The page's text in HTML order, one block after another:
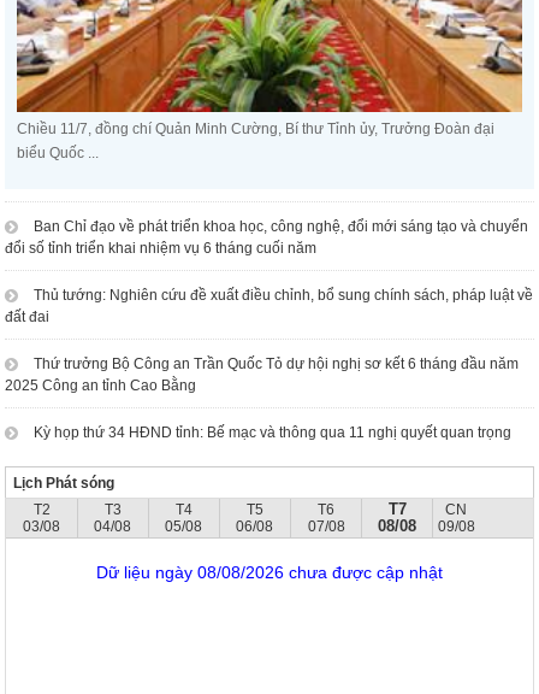
Chiều 11/7, đồng chí Quản Minh Cường, Bí thư Tỉnh ủy, Trưởng Đoàn đại
biểu Quốc ...
Ban Chỉ đạo về phát triển khoa học, công nghệ, đổi mới sáng tạo và chuyển
đổi số tỉnh triển khai nhiệm vụ 6 tháng cuối năm
Thủ tướng: Nghiên cứu đề xuất điều chỉnh, bổ sung chính sách, pháp luật về
đất đai
Thứ trưởng Bộ Công an Trần Quốc Tỏ dự hội nghị sơ kết 6 tháng đầu năm
2025 Công an tỉnh Cao Bằng
Kỳ họp thứ 34 HĐND tỉnh: Bế mạc và thông qua 11 nghị quyết quan trọng
Lịch Phát sóng
T2
03/08
T3
04/08
T4
05/08
T5
06/08
T6
07/08
T7
08/08
CN
09/08
Dữ liệu ngày 08/08/2026 chưa được cập nhật